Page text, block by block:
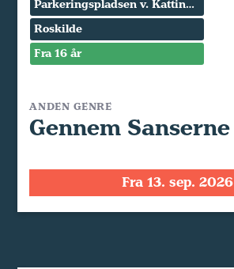
Parkeringspladsen v. Kattinge Værk
Roskilde
Fra 16 år
ANDEN GENRE
Gennem Sanserne
Fra 13. sep. 2026